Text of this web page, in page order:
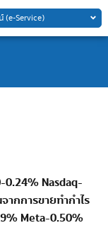
(e-Service)
Nasdaq-
กการขายทำกำไร
Meta-0.50%